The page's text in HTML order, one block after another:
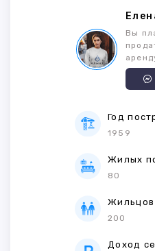
Вы
Год
1959
Жилых
80
200
Доход